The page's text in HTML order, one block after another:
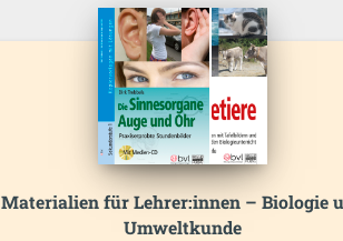
Materialien für Lehrer:innen – Biologie
Umweltkunde